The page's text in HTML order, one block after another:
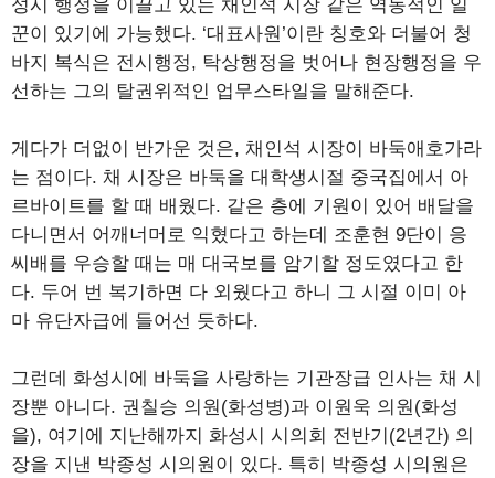
성시 행정을 이끌고 있는 채인석 시장 같은 역동적인 일
꾼이 있기에 가능했다. ‘대표사원’이란 칭호와 더불어 청
바지 복식은 전시행정, 탁상행정을 벗어나 현장행정을 우
선하는 그의 탈권위적인 업무스타일을 말해준다.
게다가 더없이 반가운 것은, 채인석 시장이 바둑애호가라
는 점이다. 채 시장은 바둑을 대학생시절 중국집에서 아
르바이트를 할 때 배웠다. 같은 층에 기원이 있어 배달을
다니면서 어깨너머로 익혔다고 하는데 조훈현 9단이 응
씨배를 우승할 때는 매 대국보를 암기할 정도였다고 한
다. 두어 번 복기하면 다 외웠다고 하니 그 시절 이미 아
마 유단자급에 들어선 듯하다.
그런데 화성시에 바둑을 사랑하는 기관장급 인사는 채 시
장뿐 아니다. 권칠승 의원(화성병)과 이원욱 의원(화성
을), 여기에 지난해까지 화성시 시의회 전반기(2년간) 의
장을 지낸 박종성 시의원이 있다. 특히 박종성 시의원은